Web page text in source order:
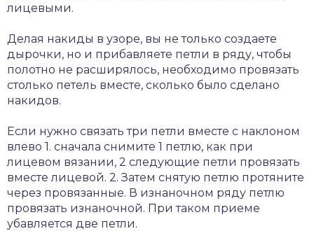
лицевыми.
Делая накиды в узоре, вы не только создаете
дырочки, но и прибавляете петли в ряду, чтобы
полотно не расширялось, необходимо провязать
столько петель вместе, сколько было сделано
накидов.
Если нужно связать три петли вместе с наклоном
влево 1. сначала снимите 1 петлю, как при
лицевом вязании, 2 следующие петли провязать
вместе лицевой. 2. Затем снятую петлю протяните
через провязанные. В изнаночном ряду петлю
провязать изнаночной. При таком приеме
убавляется две петли.